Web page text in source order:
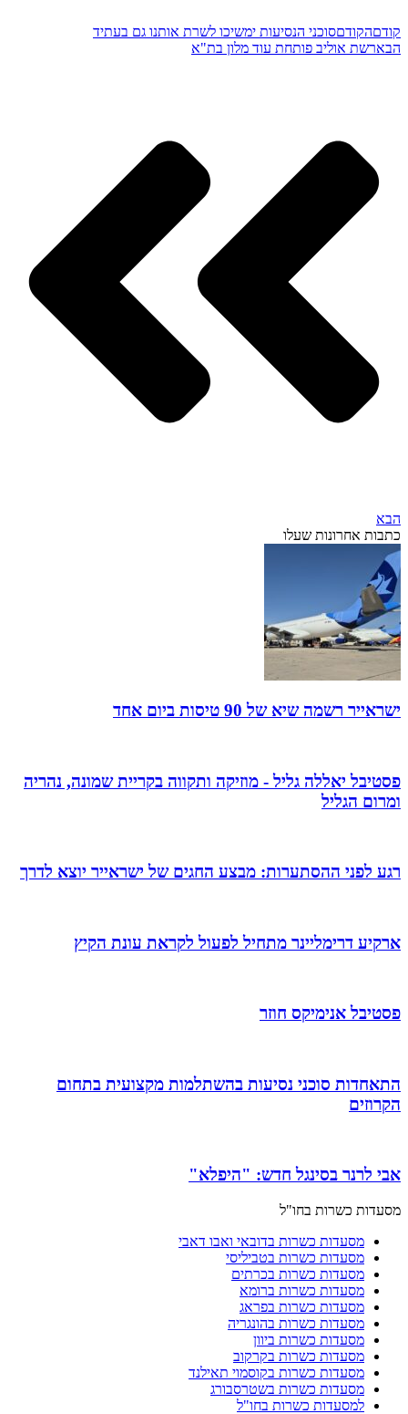
קודםהקודםסוכני הנסיעות ימשיכו לשרת אותנו גם בעתיד
הבארשת אוליב פותחת עוד מלון בת"א
הבא
כתבות אחרונות שעלו
ישראייר רשמה שיא של 90 טיסות ביום אחד
פסטיבל יאללה גליל - מוזיקה ותקווה בקריית שמונה, נהריה
ומרום הגליל
רגע לפני ההסתערות: מבצע החגים של ישראייר יוצא לדרך
ארקיע דרימליינר מתחיל לפעול לקראת עונת הקיץ
פסטיבל אנימיקס חוזר
התאחדות סוכני נסיעות בהשתלמות מקצועית בתחום
הקרוזים
אבי לרנר בסינגל חדש: "היפלא"
מסעדות כשרות בחו"ל
מסעדות כשרות בדובאי ואבו דאבי
מסעדות כשרות בטביליסי
מסעדות כשרות בכרתים
מסעדות כשרות ברומא
מסעדות כשרות בפראג
מסעדות כשרות בהונגריה
מסעדות כשרות ביוון
מסעדות כשרות בקרקוב
מסעדות כשרות בקוסמוי תאילנד
מסעדות כשרות בשטרסבורג
למסעדות כשרות בחו"ל